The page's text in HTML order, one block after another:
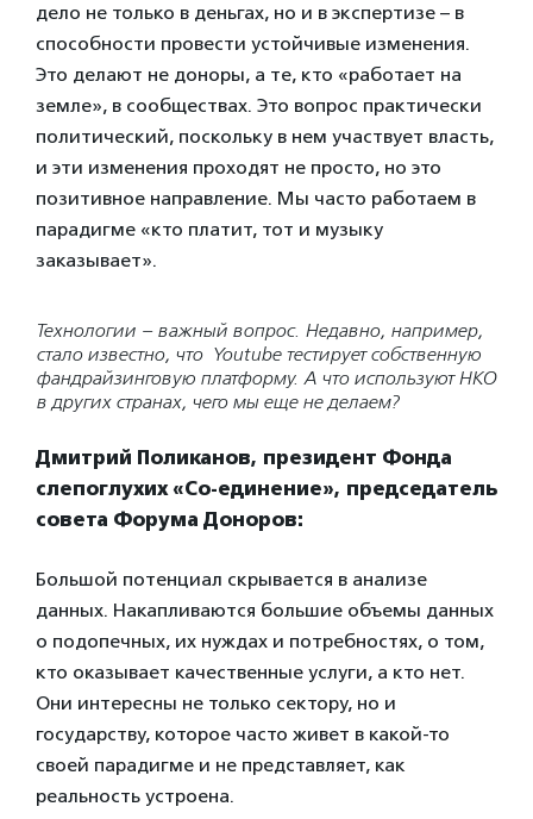
дело не только в деньгах, но и в экспертизе – в
способности провести устойчивые изменения.
Это делают не доноры, а те, кто «работает на
земле», в сообществах. Это вопрос практически
политический, поскольку в нем участвует власть,
и эти изменения проходят не просто, но это
позитивное направление. Мы часто работаем в
парадигме «кто платит, тот и музыку
заказывает».
Технологии – важный вопрос. Недавно, например,
стало известно, что Youtube тестирует собственную
фандрайзинговую платформу. А что используют НКО
в других странах, чего мы еще не делаем?
Дмитрий Поликанов, президент Фонда
слепоглухих «Со-единение», председатель
совета Форума Доноров:
Большой потенциал скрывается в анализе
данных. Накапливаются большие объемы данных
о подопечных, их нуждах и потребностях, о том,
кто оказывает качественные услуги, а кто нет.
Они интересны не только сектору, но и
государству, которое часто живет в какой-то
своей парадигме и не представляет, как
реальность устроена.